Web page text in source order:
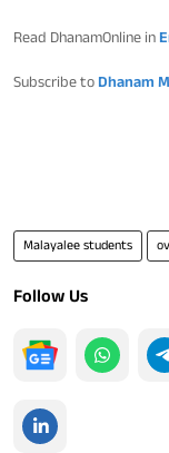
Read DhanamOnline in
Subscribe to Dhanam
Malayalee students
Follow Us